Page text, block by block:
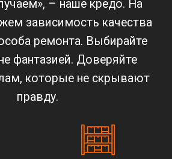
– наше кредо. На
зависимость качества
ремонта. Выбирайте
фантазией. Доверяйте
которые не скрывают
правду.